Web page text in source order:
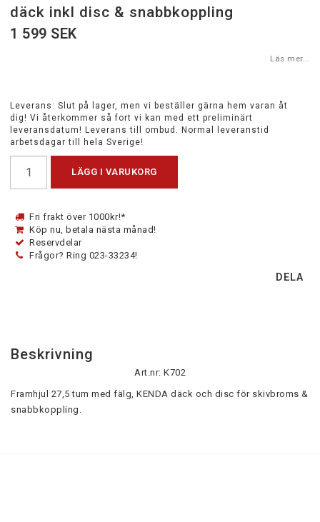
däck inkl disc & snabbkoppling
1 599 SEK
Läs mer...
Leverans: Slut på lager, men vi beställer gärna hem varan åt
dig! Vi återkommer så fort vi kan med ett preliminärt
leveransdatum! Leverans till ombud. Normal leveranstid
arbetsdagar till hela Sverige!
LÄGG I VARUKORG
Fri frakt över 1000kr!*
Köp nu, betala nästa månad!
Reservdelar
Frågor? Ring 023-33234!
DELA
Beskrivning
Art.nr: K702
Framhjul 27,5 tum med fälg, KENDA däck och disc för skivbroms &
snabbkoppling.